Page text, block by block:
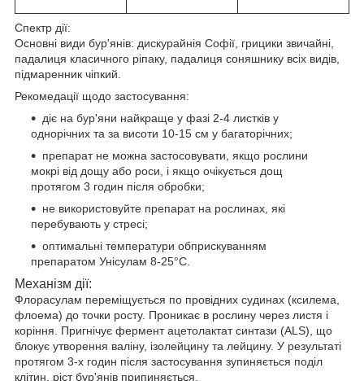
Спектр дії:
Основні види бур'янів: дискурайнія Софії, грицики звичайні,
падалиця класичного ріпаку, падалиця соняшнику всіх видів,
підмаренник чіпкий.
Рекомедації щодо застосування:
діє на бур'яни найкраще у фазі 2-4 листків у
однорічних та за висоти 10-15 см у багаторічних;
препарат не можна застосовувати, якщо рослини
мокрі від дощу або роси, і якщо очікується дощ
протягом 3 годин після обробки;
не використовуйте препарат на рослинах, які
перебувають у стресі;
оптимальні температури обприскуванням
препаратом Унісулам 8-25°С.
Механізм дії:
Флорасулам переміщується по провідних судинах (ксилема,
флоема) до точки росту. Проникає в рослину через листя і
коріння. Пригнічує фермент ацетолактат синтази (ALS), що
блокує утворення валіну, ізолейцину та лейцину. У результаті
протягом 3-х годин після застосування зупиняється поділ
клітин, ріст бур'янів припиняється.